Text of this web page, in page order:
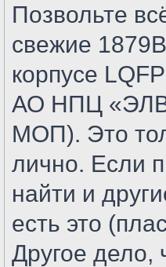
Позвольте
свежие
корпусе
АО НПЦ
МОП). Это
лично. Если
найти и
есть это
Другое дело,